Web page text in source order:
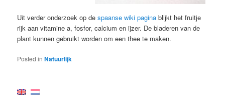
Uit verder onderzoek op despaanse wiki pagina blijkt het fruitje
rijk aan vitamine a, fosfor, calcium en ijzer. De bladeren van de
plant kunnen gebruikt worden om een thee te maken.
Posted in Natuurlijk